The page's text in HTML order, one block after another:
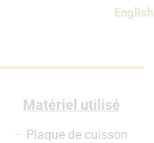
English
Matériel utilisé
– Plaque de cuisson